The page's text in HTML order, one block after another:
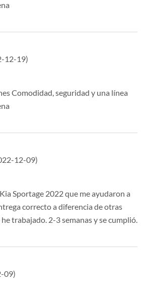
12-19)
Comodidad, seguridad y una línea
12-09)
Sportage 2022 que me ayudaron a
correcto a diferencia de otras
trabajado. 2-3 semanas y se cumplió.
09)